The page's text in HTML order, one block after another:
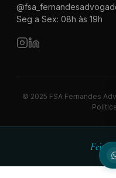
Seg a Sex: 08h às 19h
© 2025 FSA Fernandes
Feito